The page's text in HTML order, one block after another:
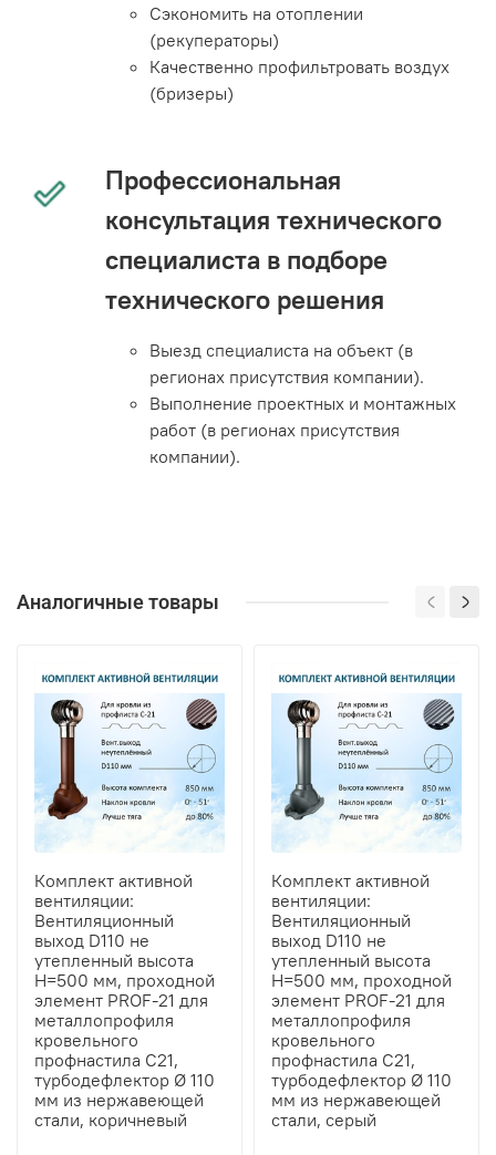
Сэкономить на отоплении
(рекуператоры)
Качественно профильтровать воздух
(бризеры)
Профессиональная
консультация технического
специалиста в подборе
технического решения
Выезд специалиста на объект (в
регионах присутствия компании).
Выполнение проектных и монтажных
работ (в регионах присутствия
компании).
Аналогичные товары
Комплект активной
вентиляции:
Вентиляционный
выход D110 не
утепленный высота
H=500 мм, проходной
элемент PROF-21 для
металлопрофиля
кровельного
профнастила С21,
турбодефлектор Ø 110
мм из нержавеющей
стали, коричневый
Комплект активной
вентиляции:
Вентиляционный
выход D110 не
утепленный высота
H=500 мм, проходной
элемент PROF-21 для
металлопрофиля
кровельного
профнастила С21,
турбодефлектор Ø 110
мм из нержавеющей
стали, серый